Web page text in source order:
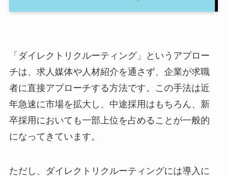
「ダイレクトリクルーティング」というアプロー
チは、求人媒体や人材紹介を通さず、企業が求職
者に直接アプローチする方法です。この手法は近
年急速に市場を拡大し、中途採用はもちろん、新
卒採用においても一部上位を占めることが一般的
になってきています。
ただし、ダイレクトリクルーティングには導入に